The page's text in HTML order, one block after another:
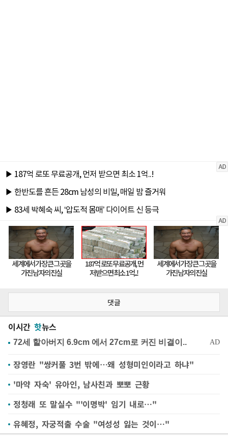
댓글
이시간 핫뉴스
장영란 "쌍커풀 3번 밖에…왜 성형미인이라고 하냐"
'마약 자숙' 유아인, 남사친과 뽀뽀 근황
정청래 또 말실수 "'이명박' 임기 내로…"
유혜정, 자궁적출 수술 "여성성 잃는 것이…"